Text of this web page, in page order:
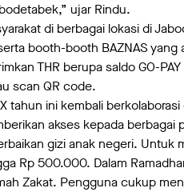
ujar Rindu.
di berbagai lokasi di
booth-booth BAZNAS yang
THR berupa saldo GO-
scan QR code.
tahun ini kembali
akses kepada berbagai
gizi anak negeri. Untuk
Rp 500.000. Dalam
Zakat. Pengguna cukup